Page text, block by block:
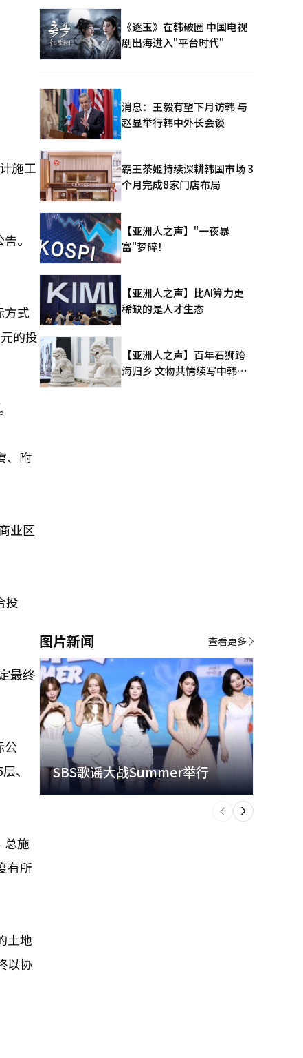
施工
。
方式
的投
、附
业区
投
最终
公
、
总施
有所
土地
以协
《逐玉》在韩破圈 中国电视
剧出海进入"平台时代"
消息：王毅有望下月访韩 与
赵显举行韩中外长会谈
霸王茶姬持续深耕韩国市场 3
个月完成8家门店布局
【亚洲人之声】"一夜暴
富"梦碎！
【亚洲人之声】比AI算力更
稀缺的是人才生态
【亚洲人之声】百年石狮跨
海归乡 文物共情续写中韩人
图片新闻
SBS歌谣大战Summer举行
下
一
个
查看更多